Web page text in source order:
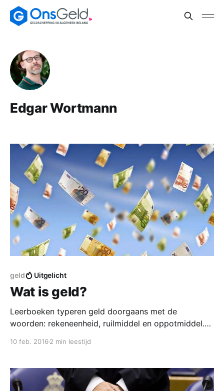
Edgar Wortmann
geld Uitgelicht
Wat is geld?
Leerboeken typeren geld doorgaans met de
woorden: rekeneenheid, ruilmiddel en oppotmiddel.
illustreren hoe weinig verhelderend deze begrippen
begrippen voor handen zijn. Rekeneenheid? De
eenheid waarin wij plegen te rekenen is het cijfer 1.
10 feb. 2016 2 min leestijd